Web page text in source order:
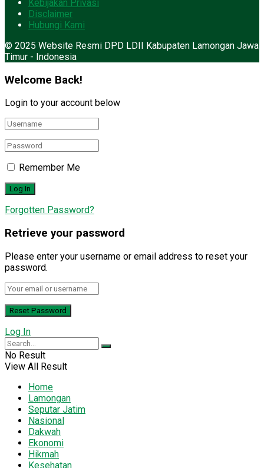
Kebijakan Privasi
Disclaimer
Hubungi Kami
© 2025 Website Resmi DPD LDII Kabupaten Lamongan Jawa
Timur - Indonesia
Welcome Back!
Login to your account below
Remember Me
Forgotten Password?
Retrieve your password
Please enter your username or email address to reset your
password.
Log In
No Result
View All Result
Home
Lamongan
Seputar Jatim
Nasional
Dakwah
Ekonomi
Hikmah
Kesehatan